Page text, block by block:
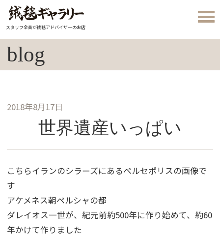
スタッフ全員が絨毯アドバイザーのお店
blog
2018年8月17日
世界遺産いっぱい
こちらイランのシラーズにあるペルセポリスの画像で
す
アケメネス朝ペルシャの都
ダレイオス一世が、紀元前約500年に作り始めて、約60
年かけて作りました